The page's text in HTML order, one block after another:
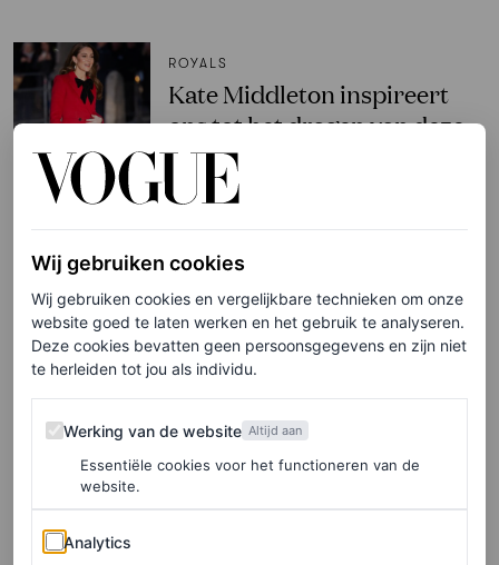
ROYALS
Kate Middleton inspireert
ons tot het dragen van deze
laarzen tijdens de feestdagen
SHOPPING
Deze laarzen vervangen
klassieke pumps tijdens de
feestdagen
RENATA JOFFRE
SHOPPING
Welke schoenen draag je het
Wij gebruiken cookies
Wij gebruiken cookies en vergelijkbare technieken om onze
website goed te laten werken en het gebruik te analyseren.
Deze cookies bevatten geen persoonsgegevens en zijn niet
te herleiden tot jou als individu.
Werking van de website
Werking van de website Altijd aan
Essentiële cookies voor het functioneren van de
website.
Analytics
Analytics